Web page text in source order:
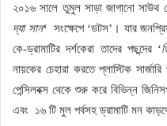
২০১৬ সালে তুমুল সাড়া জাগানো সাউথ
দ্যা সান‘ সংক্ষেপে ‘ডটস’। যার
কে-ড্রামাটির দর্শকেরা তাদের পছন্দের ‘
নায়কের চেহারা করতে প্লাস্টিক
পেন্সিলবক্স থেকে শুরু করে বিভিন্ন
এবং
১৬ টি মুল পর্বসহ ড্রামাটি মন